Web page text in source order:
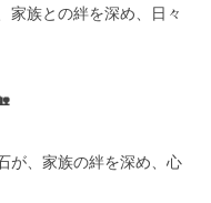
家族との絆を深め、日々
が、家族の絆を深め、心